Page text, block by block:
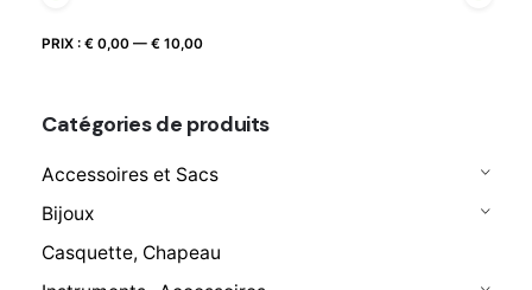
Prix
Prix
PRIX : € 0,00 — € 10,00
Catégories de produits
Accessoires et Sacs
Bijoux
Casquette, Chapeau